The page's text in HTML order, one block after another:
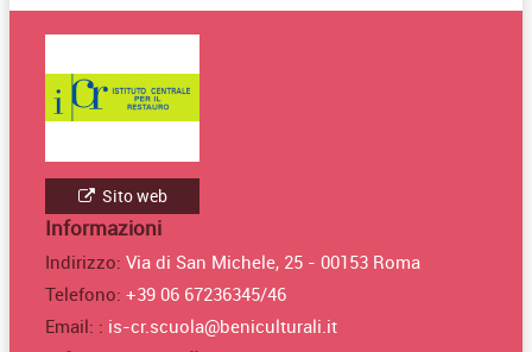
Sito web
Informazioni
Indirizzo:Via di San Michele, 25 - 00153 Roma
Telefono:+39 06 67236345/46
Email: : is-cr.scuola@beniculturali.it